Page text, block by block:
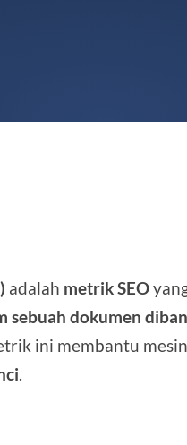
adalah metrik SEO
sebuah dokumen
ini membantu
.